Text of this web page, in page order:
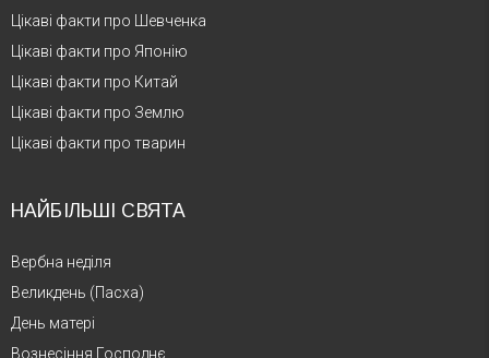
Цікаві факти про Шевченка
Цікаві факти про Японію
Цікаві факти про Китай
Цікаві факти про Землю
Цікаві факти про тварин
НАЙБІЛЬШІ СВЯТА
Вербна неділя
Великдень (Пасха)
День матері
Вознесіння Господнє